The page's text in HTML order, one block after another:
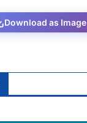
Download as Image